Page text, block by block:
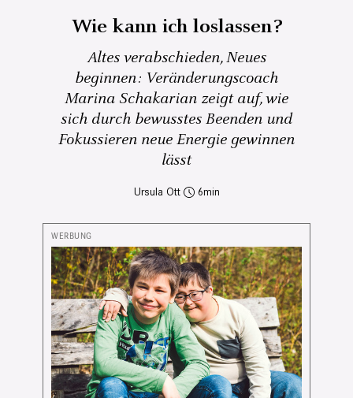
Wie kann ich loslassen?
Altes verabschieden, Neues
beginnen: Veränderungscoach
Marina Schakarian zeigt auf, wie
sich durch bewusstes Beenden und
Fokussieren neue Energie gewinnen
lässt
Ursula Ott 6